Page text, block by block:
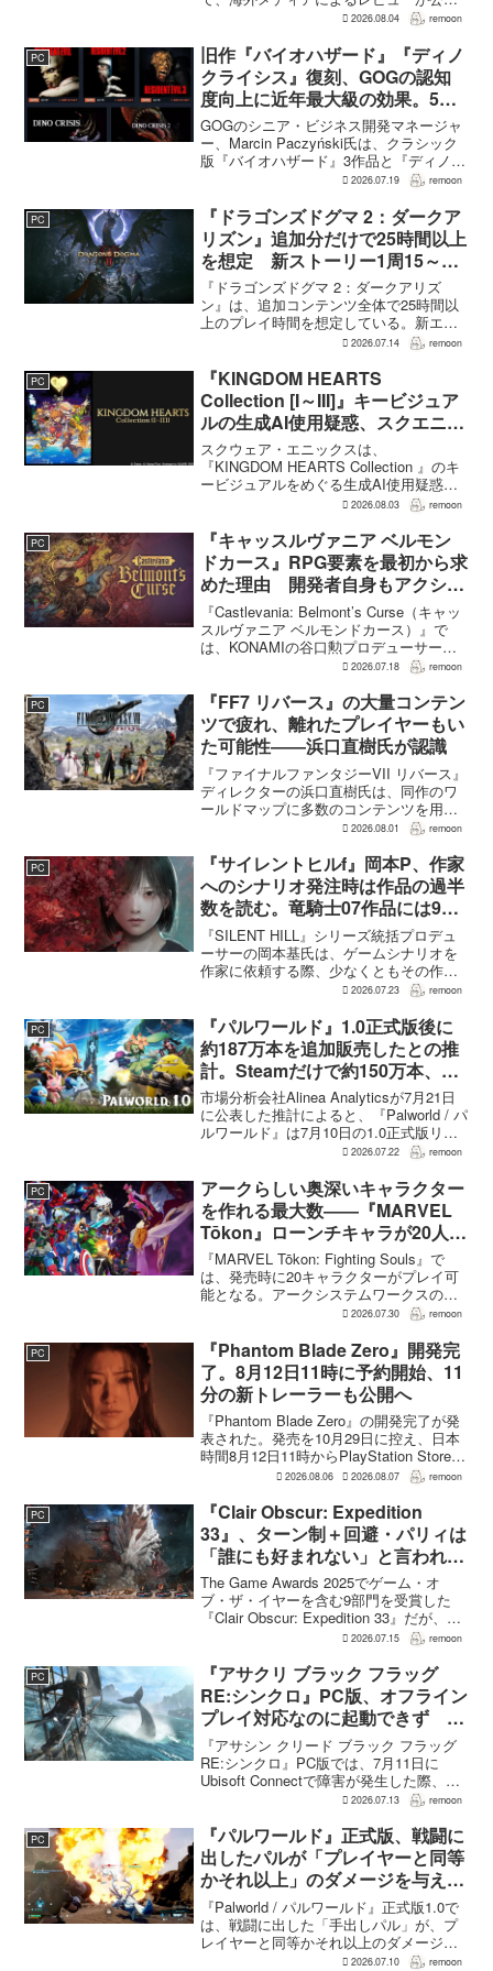
された。PS5版のメタスコアは73。採点
否両論で、不評に分類されたレビュ...
2026.08.04 remoon
PC
旧作『バイオハザード』『ディノ
クライシス』復刻、GOGの認知
度向上に近年最大級の効果。5作
品は90％超の肯定的評価
GOGのシニア・ビジネス開発マネージャ
ー、Marcin Paczyński氏は、クラシック
版『バイオハザード』3作品と『ディノク
ライシス』2作品の復刻が、近年のGOG
上に認知度向上へ貢献したと語った。現
在...
2026.07.19 remoon
PC
『ドラゴンズドグマ 2：ダークア
リズン』追加分だけで25時間以上
を想定 新ストーリー1周15～20
時間、12種ダンジョンは各30分
～1時間
『ドラゴンズドグマ 2：ダークアリズ
ン』は、追加コンテンツ全体で25時間以
上のプレイ時間を想定している。新エリ
ア「ノルガン」で展開されるメインシナ
追加される12種類のユニークダンジョン
「忘れられた試...
2026.07.14 remoon
PC
『KINGDOM HEARTS
Collection [I～III]』キービジュア
ルの生成AI使用疑惑、スクエニが
否定――不自然な描写は「人為的
ミス」
スクウェア・エニックスは、
『KINGDOM HEARTS Collection 』のキ
ービジュアルをめぐる生成AI使用疑惑に
ついて、問題となったアセットは開発チ
不自然な箇所は「人為的ミス」によるも
のだと...
2026.08.03 remoon
PC
『キャッスルヴァニア ベルモン
ドカース』RPG要素を最初から求
めた理由 開発者自身もアクショ
ンのつらさを実感
『Castlevania: Belmont’s Curse（キャッ
スルヴァニア ベルモンドカース）』で
は、KONAMIの谷口勲プロデューサー
が、レベルアップを含むRPG的システム
何度も挑戦すれば先へ進める...
2026.07.18 remoon
PC
『FF7 リバース』の大量コンテン
ツで疲れ、離れたプレイヤーもい
た可能性――浜口直樹氏が認識
『ファイナルファンタジーVII リバース』
ディレクターの浜口直樹氏は、同作のワ
ールドマップに多数のコンテンツを用意
したことで、一部のプレイヤーが疲れを
性があるとの認識を示した。
GamesRadar+のイン...
2026.08.01 remoon
PC
『サイレントヒルf』岡本P、作家
へのシナリオ発注時は作品の過半
数を読む。竜騎士07作品には9割
以上目を通す
『SILENT HILL』シリーズ統括プロデュ
ーサーの岡本基氏は、ゲームシナリオを
作家に依頼する際、少なくともその作家
の作品の過半数に目を通すという。作家
たうえで物語を任せるためだ。電ファミ
ニコゲーマーが...
2026.07.23 remoon
PC
『パルワールド』1.0正式版後に
約187万本を追加販売したとの推
計。Steamだけで約150万本、累
計3050万本規模
市場分析会社Alinea Analyticsが7月21日
に公表した推計によると、『Palworld / パ
ルワールド』は7月10日の1.0正式版リリ
ース後、Steamで約150万本、PS5で約30
各プ...
2026.07.22 remoon
PC
アークらしい奥深いキャラクター
を作れる最大数――『MARVEL
Tōkon』ローンチキャラが20人に
なった理由
『MARVEL Tōkon: Fighting Souls』で
は、発売時に20キャラクターがプレイ可
能となる。アークシステムワークスの山
中丈嗣プロデューサーは、この人数につ
果だと説明。そのうえで、同社らし...
2026.07.30 remoon
PC
『Phantom Blade Zero』開発完
了。8月12日11時に予約開始、11
分の新トレーラーも公開へ
『Phantom Blade Zero』の開発完了が発
表された。発売を10月29日に控え、日本
時間8月12日11時からPlayStation Store、
Steam、Epic Games Storeで予約受付が
2026.08.06 2026.08.07 remoon
PC
『Clair Obscur: Expedition
33』、ターン制＋回避・パリィは
「誰にも好まれない」と言われて
いた 開発陣は実際に遊んだ面白
さを優先
The Game Awards 2025でゲーム・オ
ブ・ザ・イヤーを含む9部門を受賞した
『Clair Obscur: Expedition 33』だが、タ
ーン制バトルに回避やパリィを組み合わ
い」と何度も言...
2026.07.15 remoon
PC
『アサクリ ブラック フラッグ
RE:シンクロ』PC版、オフライン
プレイ対応なのに起動できず
Ubisoft Connect障害時に報告相
次ぐ
『アサシン クリード ブラック フラッグ
RE:シンクロ』PC版では、7月11日に
Ubisoft Connectで障害が発生した際、ゲ
ームを起動できないとの報告が相次い
きなかったという投稿もあり、影響は
全...
2026.07.13 remoon
PC
『パルワールド』正式版、戦闘に
出したパルが「プレイヤーと同等
かそれ以上」のダメージを与えら
れるように
『Palworld / パルワールド』正式版1.0で
は、戦闘に出した「手出しパル」が、プ
レイヤーと同等かそれ以上のダメージを
敵に与えられるようになった。ほぼすべ
2026.07.10 remoon